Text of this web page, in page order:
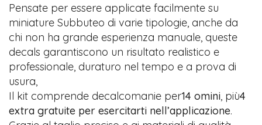
Pensate per essere applicate facilmente su
miniature Subbuteo di varie tipologie, anche da
chi non ha grande esperienza manuale, queste
decals garantiscono un risultato realistico e
professionale, duraturo nel tempo e a prova di
usura,
Il kit comprende decalcomanie per14 omini, più4
extra gratuite per esercitarti nell’applicazione.